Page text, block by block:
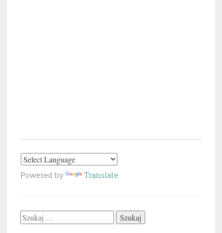
Powered by Translate
Szukaj: